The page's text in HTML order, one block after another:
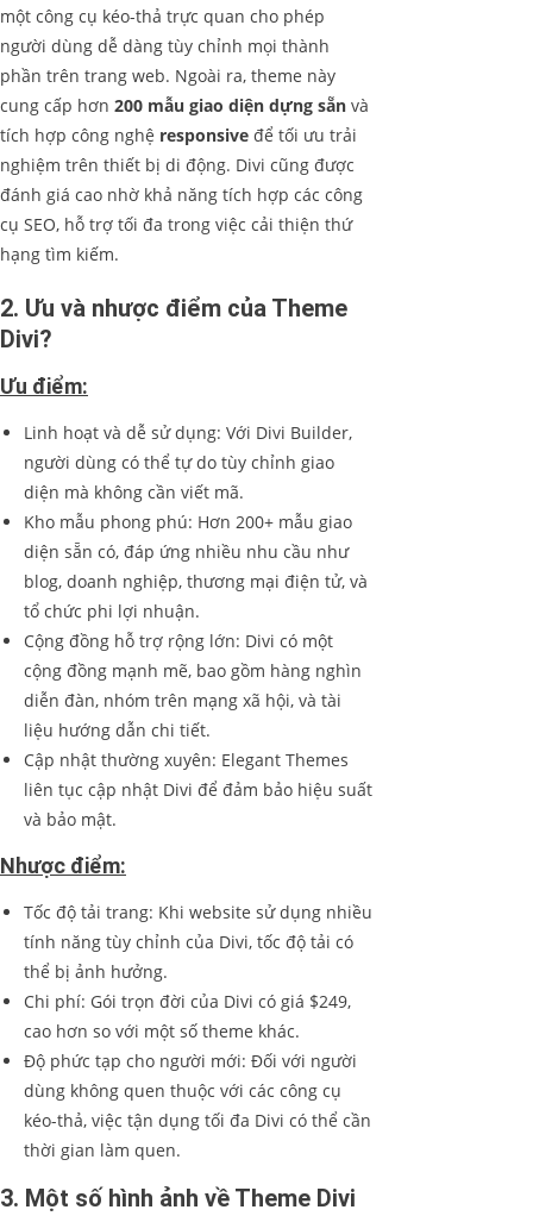
một công cụ kéo-thả trực quan cho phép
người dùng dễ dàng tùy chỉnh mọi thành
phần trên trang web. Ngoài ra, theme này
cung cấp hơn 200 mẫu giao diện dựng sẵn và
tích hợp công nghệ responsive để tối ưu trải
nghiệm trên thiết bị di động. Divi cũng được
đánh giá cao nhờ khả năng tích hợp các công
cụ SEO, hỗ trợ tối đa trong việc cải thiện thứ
hạng tìm kiếm.
2. Ưu và nhược điểm của Theme
Divi?
Ưu điểm:
Linh hoạt và dễ sử dụng: Với Divi Builder,
người dùng có thể tự do tùy chỉnh giao
diện mà không cần viết mã.
Kho mẫu phong phú: Hơn 200+ mẫu giao
diện sẵn có, đáp ứng nhiều nhu cầu như
blog, doanh nghiệp, thương mại điện tử, và
tổ chức phi lợi nhuận.
Cộng đồng hỗ trợ rộng lớn: Divi có một
cộng đồng mạnh mẽ, bao gồm hàng nghìn
diễn đàn, nhóm trên mạng xã hội, và tài
liệu hướng dẫn chi tiết.
Cập nhật thường xuyên: Elegant Themes
liên tục cập nhật Divi để đảm bảo hiệu suất
và bảo mật.
Nhược điểm:
Tốc độ tải trang: Khi website sử dụng nhiều
tính năng tùy chỉnh của Divi, tốc độ tải có
thể bị ảnh hưởng.
Chi phí: Gói trọn đời của Divi có giá $249,
cao hơn so với một số theme khác.
Độ phức tạp cho người mới: Đối với người
dùng không quen thuộc với các công cụ
kéo-thả, việc tận dụng tối đa Divi có thể cần
thời gian làm quen.
3. Một số hình ảnh về Theme Divi